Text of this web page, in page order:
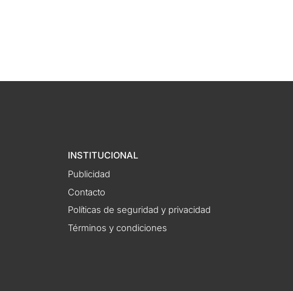
INSTITUCIONAL
Publicidad
Contacto
Políticas de seguridad y privacidad
Términos y condiciones